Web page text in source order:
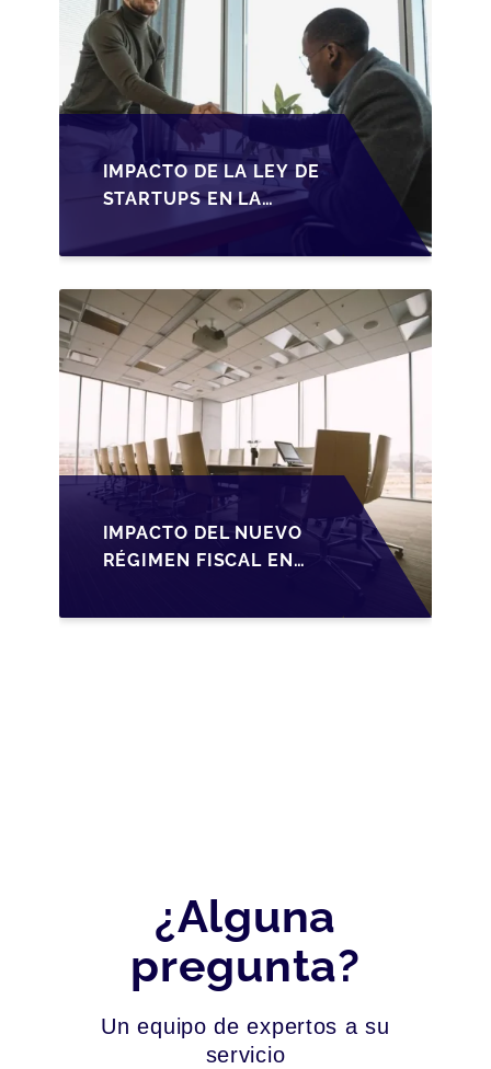
IMPACTO DE LA LEY DE
STARTUPS EN LA
TRANSMISIÓN DE
PYMES ESPAÑOLAS
IMPACTO DEL NUEVO
RÉGIMEN FISCAL EN
PYMES EN ESPAÑA
¿Alguna
pregunta?
Un equipo de expertos a su
servicio